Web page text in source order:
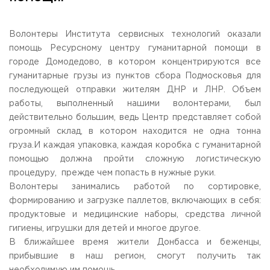
Общежитие / Кампус РГУТИС
Контакты
Научная деятельность
Дополнительное образование
Федеральный ресурсный центр
Федеральное учебно-методическое объединение в
системе ВО
Федеральное учебно-методическое объединение в
системе СПО
Профком
Конкурс ППС
ЗАКАЗАТЬ ОБРАТНЫЙ ЗВОНОК
АДРЕС
141221, Московская обл.,Городской округ
Пушкинский,
пгт. Черкизово, ул. Главная, 99
+7 (495) 940 83 58 - Приемная комиссия
E-MAIL
info@rguts.ru
priem@rguts.ru - Приемная комиссия
ГРАФИК И РЕЖИМ РАБОТЫ
пн-чт: с 09:00 до 18:00;
Волонтеры Института сервисных технологий оказали
помощь Ресурсному центру гуманитарной помощи в
городе Домодедово, в котором концентрируются все
гуманитарные грузы из пунктов сбора Подмосковья для
последующей отправки жителям ДНР и ЛНР. Объем
работы, выполненный нашими волонтерами, был
действительно большим, ведь Центр представляет собой
огромный склад, в котором находится не одна тонна
груза.И каждая упаковка, каждая коробка с гуманитарной
помощью должна пройти сложную логистическую
процедуру, прежде чем попасть в нужные руки.
Волонтеры занимались работой по сортировке,
формированию и загрузке паллетов, включающих в себя:
продуктовые и медицинские наборы, средства личной
гигиены, игрушки для детей и многое другое.
В ближайшее время жители Донбасса и беженцы,
прибывшие в наш регион, смогут получить так